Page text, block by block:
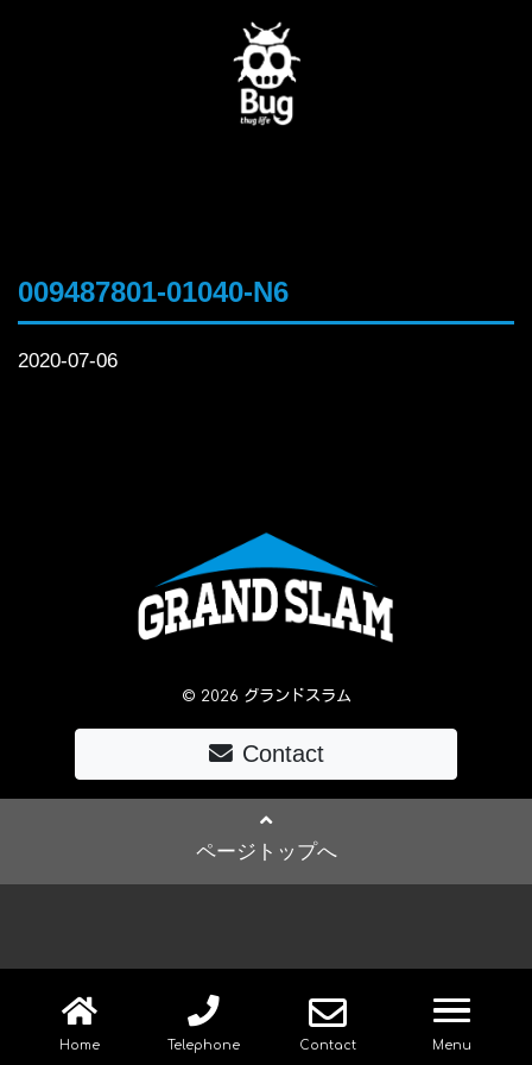
Home Telephone Contact Menu
009487801-01040-N6
2020-07-06
© 2026 グランドスラム
Contact
ページトップへ